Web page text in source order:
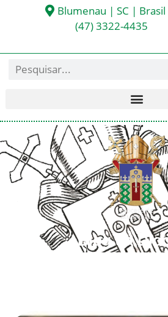
Blumenau | SC | Brasil
(47) 3322-4435
Blog da